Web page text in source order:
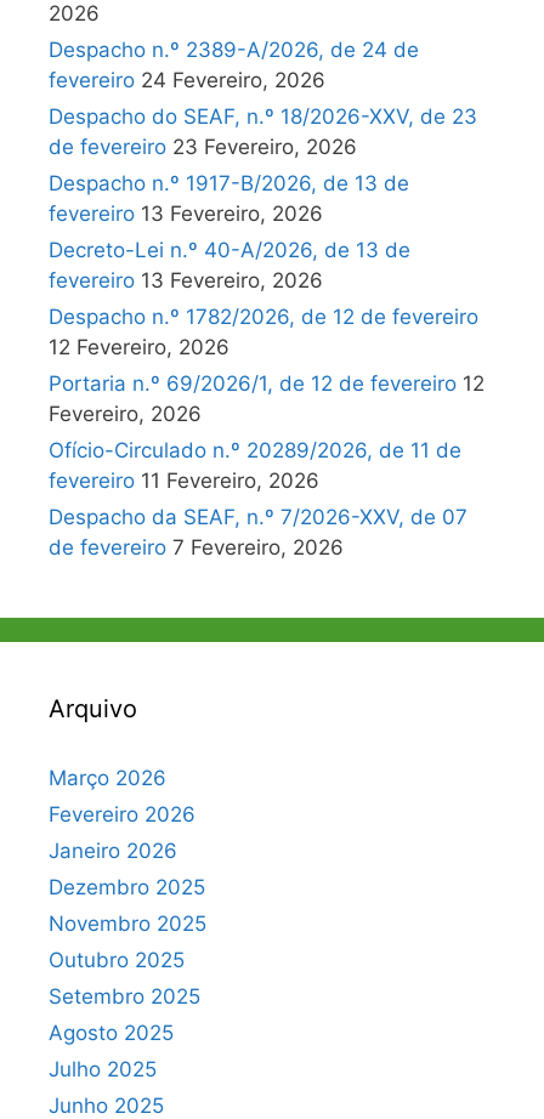
2026
Despacho n.º 2389-A/2026, de 24 de
fevereiro 24 Fevereiro, 2026
Despacho do SEAF, n.º 18/2026-XXV, de 23
de fevereiro 23 Fevereiro, 2026
Despacho n.º 1917-B/2026, de 13 de
fevereiro 13 Fevereiro, 2026
Decreto-Lei n.º 40-A/2026, de 13 de
fevereiro 13 Fevereiro, 2026
Despacho n.º 1782/2026, de 12 de fevereiro
12 Fevereiro, 2026
Portaria n.º 69/2026/1, de 12 de fevereiro 12
Fevereiro, 2026
Ofício-Circulado n.º 20289/2026, de 11 de
fevereiro 11 Fevereiro, 2026
Despacho da SEAF, n.º 7/2026-XXV, de 07
de fevereiro 7 Fevereiro, 2026
Arquivo
Março 2026
Fevereiro 2026
Janeiro 2026
Dezembro 2025
Novembro 2025
Outubro 2025
Setembro 2025
Agosto 2025
Julho 2025
Junho 2025